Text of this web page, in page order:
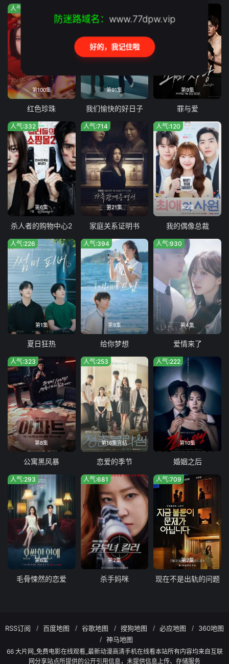
第100集
人气:5189
红色珍珠
第91集
我们愉快的好日子
第9集
罪与爱
第6集
人气:332
杀人者的购物中心2
第21集
人气:714
家庭关系证明书
第2集
人气:120
我的偶像总裁
第1集
人气:226
夏日狂热
第8集
人气:394
给你梦想
第4集
人气:930
爱情来了
第8集
人气:323
公寓黑风暴
第16集完结
人气:253
恋爱的季节
第10集
人气:222
婚姻之后
第6集
人气:293
毛骨悚然的恋爱
第2集
人气:681
杀手妈咪
第2集
人气:709
现在不是出轨的问题
RSS订阅 百度地图 谷歌地图 搜狗地图 必应地图
360地图
神马地图
66 大片网_免费电影在线观看_最新动漫高清手机在线看本站所有内容均来自互联
网分享站点所提供的公开引用信息，未提供信息上传、存储服务
防迷路域名： www.77dpw.vip
好的，我记住啦